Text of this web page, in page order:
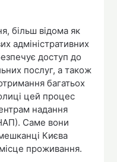
більш відома як
адміністративних
доступ до
послуг, а також
багатьох
цей процес
надання
Саме вони
Києва
проживання.